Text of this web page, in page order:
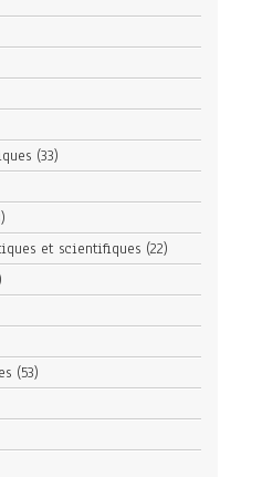
(33)
et scientifiques (22)
(53)